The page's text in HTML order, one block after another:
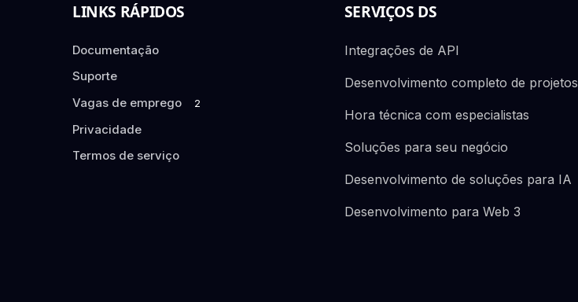
LINKS RÁPIDOS
Documentação
Suporte
Vagas de emprego
2
Privacidade
Termos de serviço
SERVIÇOS DS
Integrações de API
Desenvolvimento completo de projetos
Hora técnica com especialistas
Soluções para seu negócio
Desenvolvimento de soluções para IA
Desenvolvimento para Web 3